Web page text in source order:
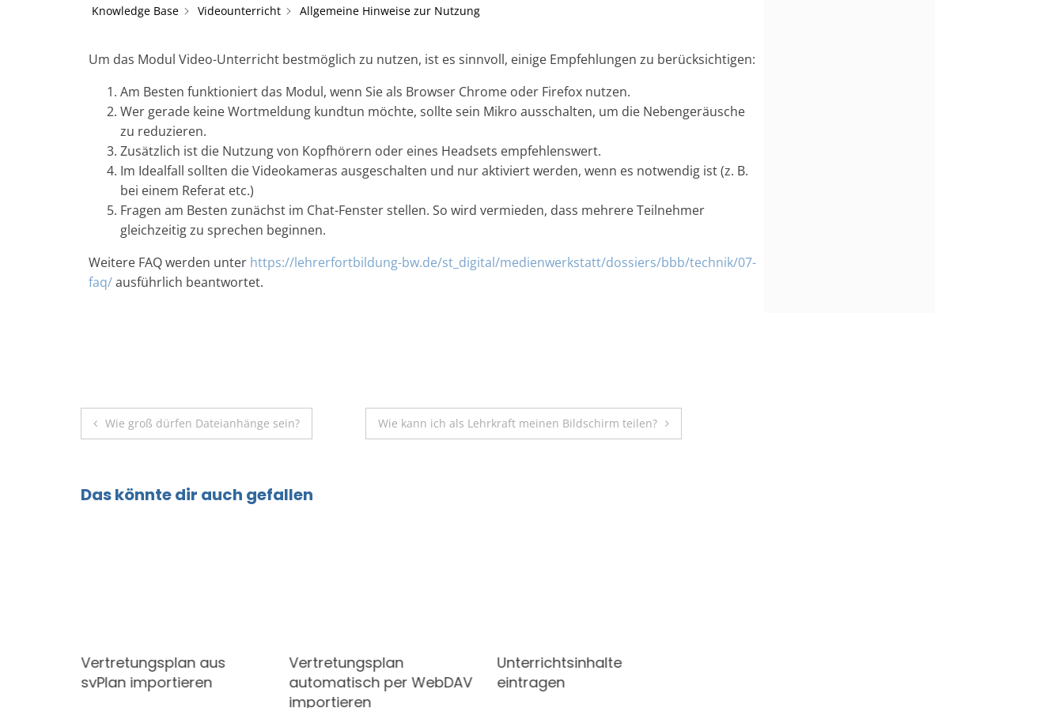
Knowledge Base Videounterricht Allgemeine Hinweise zur Nutzung
Um das Modul Video-Unterricht bestmöglich zu nutzen, ist es sinnvoll, einige Empfehlungen zu berücksichtigen:
Am Besten funktioniert das Modul, wenn Sie als Browser Chrome oder Firefox nutzen.
Wer gerade keine Wortmeldung kundtun möchte, sollte sein Mikro ausschalten, um die Nebengeräusche
zu reduzieren.
Zusätzlich ist die Nutzung von Kopfhörern oder eines Headsets empfehlenswert.
Im Idealfall sollten die Videokameras ausgeschalten und nur aktiviert werden, wenn es notwendig ist (z. B.
bei einem Referat etc.)
Fragen am Besten zunächst im Chat-Fenster stellen. So wird vermieden, dass mehrere Teilnehmer
gleichzeitig zu sprechen beginnen.
Weitere FAQ werden unter https://lehrerfortbildung-bw.de/st_digital/medienwerkstatt/dossiers/bbb/technik/07-
faq/ausführlich beantwortet.
Beitragsnavigation
Wie groß dürfen Dateianhänge sein? Wie kann ich als Lehrkraft meinen Bildschirm teilen?
Das könnte dir auch gefallen
Vertretungsplan aus
svPlan importieren
Vertretungsplan
automatisch per WebDAV
importieren
Unterrichtsinhalte
eintragen